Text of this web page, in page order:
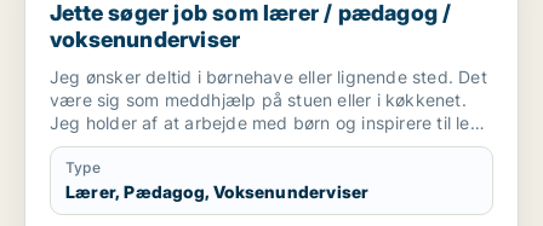
Jette søger job som lærer / pædagog /
voksenunderviser
Jeg ønsker deltid i børnehave eller lignende sted. Det
være sig som meddhjælp på stuen eller i køkkenet.
Jeg holder af at arbejde med børn og inspirere til leg
og social interaktion. Og at indgå i samarbejde
omkring at skabe optimalt miljø for børnene ..og
personale. Også praktiske præcise opgaver har jeg
det godt med.
Type
Lærer, Pædagog, Voksenunderviser